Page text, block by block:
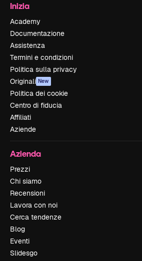
Inizia
Academy
Documentazione
Assistenza
Termini e condizioni
Politica sulla privacy
Originali New
Politica dei cookie
Centro di fiducia
Affiliati
Aziende
Azienda
Prezzi
Chi siamo
Recensioni
Lavora con noi
Cerca tendenze
Blog
Eventi
Slidesgo